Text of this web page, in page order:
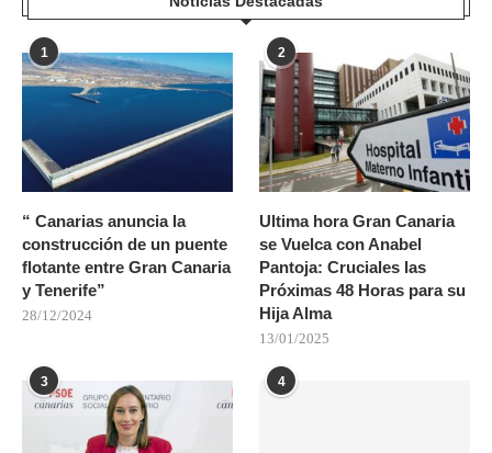
1
“ Canarias anuncia la
construcción de un puente
flotante entre Gran Canaria
y Tenerife”
28/12/2024
2
Ultima hora Gran Canaria
se Vuelca con Anabel
Pantoja: Cruciales las
Próximas 48 Horas para su
Hija Alma
13/01/2025
3 4